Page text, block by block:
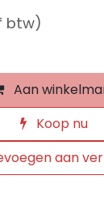
btw)
Aan
Koop nu
aan